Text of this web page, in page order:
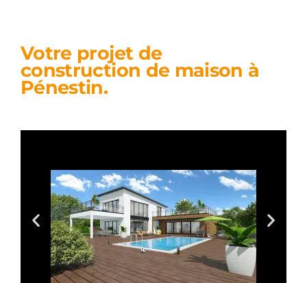
Votre projet de
construction de maison à
Pénestin.